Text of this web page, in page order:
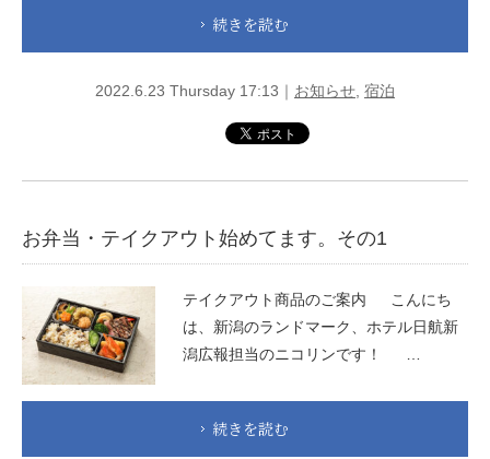
続きを読む
2022.6.23 Thursday 17:13｜ お知らせ 宿泊
お弁当・テイクアウト始めてます。その1
テイクアウト商品のご案内 こんにち
は、新潟のランドマーク、ホテル日航新
潟広報担当のニコリンです！ …
続きを読む